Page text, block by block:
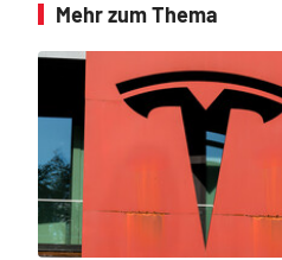
Mehr zum Thema